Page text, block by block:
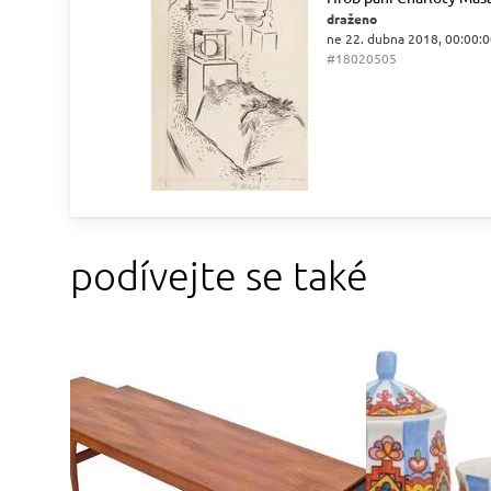
draženo
ne 22. dubna 2018,
#18020505
podívejte se také